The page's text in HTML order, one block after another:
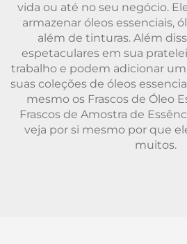
vida ou até no seu negócio.
armazenar óleos essenciais,
além de tinturas. Além
espetaculares em sua
trabalho e podem adicionar
suas coleções de óleos
mesmo os Frascos de Óleo
Frascos de Amostra de
veja por si mesmo por que
muitos.